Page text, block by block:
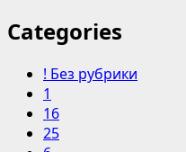
Categories
! Без рубрики
1
16
25